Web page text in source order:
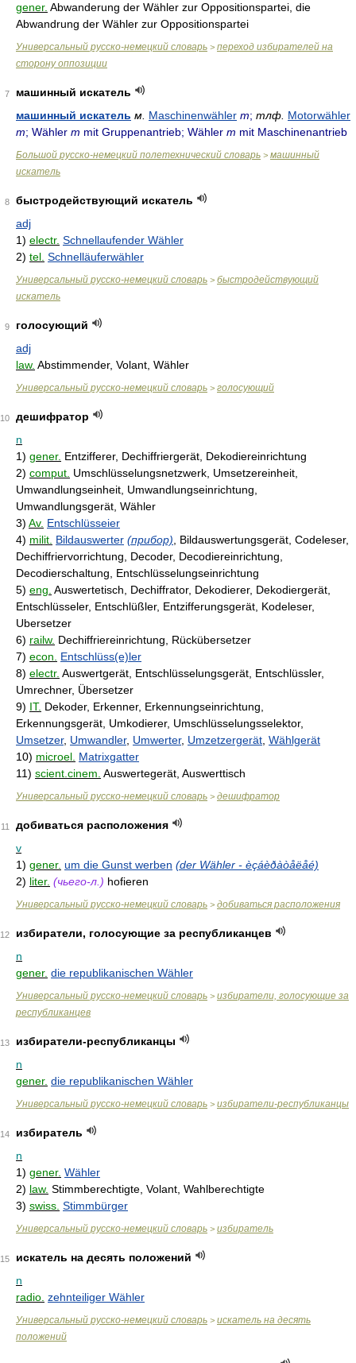
gener. Abwanderung der Wähler zur Oppositionspartei, die
Abwandrung der Wähler zur Oppositionspartei
Универсальный русско-немецкий словарь > переход избирателей на
сторону оппозиции
7
машинный искатель
машинный искатель м. Maschinenwähler m; тлф. Motorwähler
m; Wähler m mit Gruppenantrieb; Wähler m mit Maschinenantrieb
Большой русско-немецкий полетехнический словарь > машинный
искатель
8
быстродействующий искатель
adj
1) electr. Schnellaufender Wähler
2) tel. Schnelläuferwähler
Универсальный русско-немецкий словарь > быстродействующий
искатель
9
голосующий
adj
law. Abstimmender, Volant, Wähler
Универсальный русско-немецкий словарь > голосующий
10
дешифратор
n
1) gener. Entzifferer, Dechiffriergerät, Dekodiereinrichtung
2) comput. Umschlüsselungsnetzwerk, Umsetzereinheit,
Umwandlungseinheit, Umwandlungseinrichtung,
Umwandlungsgerät, Wähler
3) Av. Entschlüsseier
4) milit. Bildauswerter (прибор) , Bildauswertungsgerät, Codeleser,
Dechiffriervorrichtung, Decoder, Decodiereinrichtung,
Decodierschaltung, Entschlüsselungseinrichtung
5) eng. Auswertetisch, Dechiffrator, Dekodierer, Dekodiergerät,
Entschlüsseler, Entschlüßler, Entzifferungsgerät, Kodeleser,
Ubersetzer
6) railw. Dechiffriereinrichtung, Rückübersetzer
7) econ.
Entschlüss(e)ler
8) electr. Auswertgerät, Entschlüsselungsgerät, Entschlüssler,
Umrechner, Übersetzer
9) IT. Dekoder, Erkenner, Erkennungseinrichtung,
Erkennungsgerät, Umkodierer, Umschlüsselungsselektor,
Umsetzer, Umwandler, Umwerter, Umzetzergerät Wählgerät
10) microel. Matrixgatter
11) scient.cinem. Auswertegerät, Auswerttisch
Универсальный русско-немецкий словарь > дешифратор
11
добиваться расположения
v
1) gener. um die Gunst werben (der Wähler - èçáèðàòåëåé)
2) liter. (чьего-л.) hofieren
Универсальный русско-немецкий словарь > добиваться расположения
12
избиратели, голосующие за республиканцев
n
gener. die republikanischen Wähler
Универсальный русско-немецкий словарь > избиратели, голосующие за
республиканцев
13
избиратели-республиканцы
n
gener. die republikanischen Wähler
Универсальный русско-немецкий словарь > избиратели-республиканцы
14
избиратель
n
1) gener. Wähler
2) law. Stimmberechtigte, Volant, Wahlberechtigte
3) swiss. Stimmbürger
Универсальный русско-немецкий словарь > избиратель
15
искатель на десять положений
n
radio. zehnteiliger Wähler
Универсальный русско-немецкий словарь > искатель на десять
положений